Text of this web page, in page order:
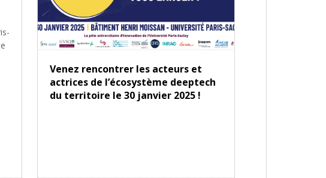
Venez rencontrer les acteurs et
actrices de l’écosystème deeptech
du territoire le 30 janvier 2025 !